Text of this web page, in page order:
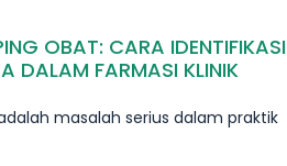
OBAT: CARA IDENTIFIKASI
DALAM FARMASI KLINIK
masalah serius dalam praktik